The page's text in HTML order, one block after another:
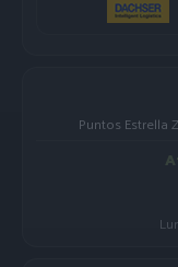
Puntos Estrella